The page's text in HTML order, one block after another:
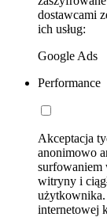
dostawcami
ich usług:
Google Ads
Performance
Akceptacja
anonimowo
surfowaniem
witryny i
użytkownika.
internetowej